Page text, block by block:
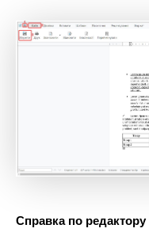
Справка по редактору